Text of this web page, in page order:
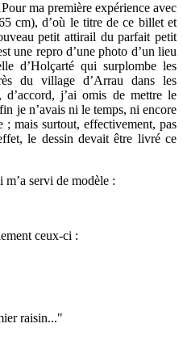
Pour ma première expérience avec
cm), d’où le titre de ce billet et
petit attirail du parfait petit
une repro d’une photo d’un lieu
d’Holçarté qui surplombe les
du village d’Arrau dans les
j’ai omis de mettre le
je n’avais ni le temps, ni encore
; mais surtout, effectivement, pas
le dessin devait être livré ce
servi de modèle :
ceux-ci :
raisin..."